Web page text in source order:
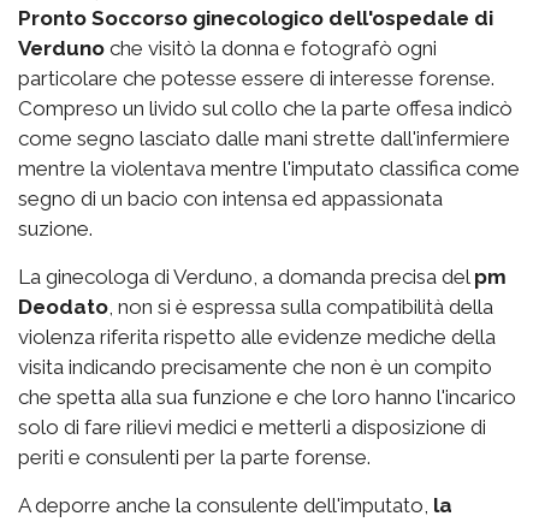
Pronto Soccorso ginecologico dell'ospedale di
Verduno che visitò la donna e fotografò ogni
particolare che potesse essere di interesse forense.
Compreso un livido sul collo che la parte offesa indicò
come segno lasciato dalle mani strette dall'infermiere
mentre la violentava mentre l'imputato classifica come
segno di un bacio con intensa ed appassionata
suzione.
La ginecologa di Verduno, a domanda precisa del pm
Deodato, non si è espressa sulla compatibilità della
violenza riferita rispetto alle evidenze mediche della
visita indicando precisamente che non è un compito
che spetta alla sua funzione e che loro hanno l'incarico
solo di fare rilievi medici e metterli a disposizione di
periti e consulenti per la parte forense.
A deporre anche la consulente dell'imputato, la